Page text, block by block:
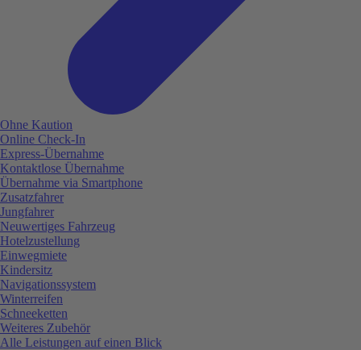
Ohne Kaution
Online Check-In
Express-Übernahme
Kontaktlose Übernahme
Übernahme via Smartphone
Zusatzfahrer
Jungfahrer
Neuwertiges Fahrzeug
Hotelzustellung
Einwegmiete
Kindersitz
Navigationssystem
Winterreifen
Schneeketten
Weiteres Zubehör
Alle Leistungen auf einen Blick